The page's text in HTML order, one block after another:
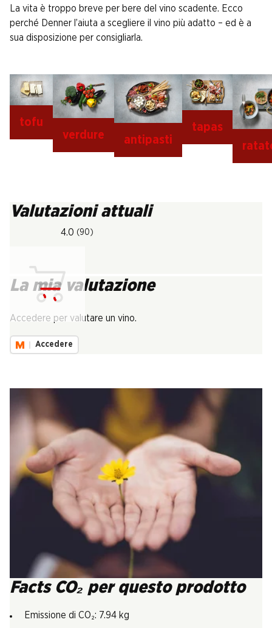
La vita è troppo breve per bere del vino scadente. Ecco
perché Denner l’aiuta a scegliere il vino più adatto – ed è a
sua disposizione per consigliarla.
tofu
verdure
antipasti
tapas
Valutazioni attuali
4.0 (90)
La mia valutazione
Accedere per valutare un vino.
Accedere
Facts CO₂ per questo prodotto
Emissione di CO₂: 7.94 kg